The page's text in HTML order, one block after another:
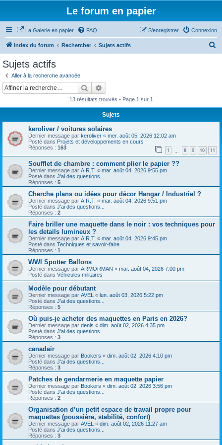
Le forum en papier
La Galerie en papier FAQ Connexion
S’enregistrer
Index du forum Rechercher Sujets actifs
Sujets actifs
Aller à la recherche avancée
Rechercher
13 résultats trouvés • Page 1 sur 1
Sujets
keroliver / voitures solaires
Dernier message par keroliver « mer. août 05, 2026 12:02 am
Posté dans Projets et développements en cours
Réponses : 163 1 8 9 10 11
Soufflet de chambre : comment plier le papier ??
Dernier message par A.R.T. « mar. août 04, 2026 9:55 pm
Posté dans J'ai des questions...
Réponses : 5
Cherche plans ou idées pour décor Hangar / Industriel ?
Dernier message par A.R.T. « mar. août 04, 2026 9:51 pm
Posté dans J'ai des questions...
Réponses : 2
Faire briller une maquette dans le noir : vos techniques pour
les details lumineux ?
Dernier message par A.R.T. « mar. août 04, 2026 9:45 pm
Posté dans Techniques et savoir-faire
Réponses : 1
WWI Spotter Ballons
Dernier message par ARMORMAN « mar. août 04, 2026 7:00 pm
Posté dans Véhicules militaires
Modèle pour débutant
Dernier message par AVEL « lun. août 03, 2026 5:22 pm
Posté dans J'ai des questions...
Réponses : 5
Où puis-je acheter des maquettes en Paris en 2026?
Dernier message par denis « dim. août 02, 2026 4:35 pm
Posté dans J'ai des questions...
Réponses : 3
canadair
Dernier message par Bookers « dim. août 02, 2026 4:10 pm
Posté dans J'ai des questions...
Réponses : 3
Patches de gendarmerie en maquette papier
Dernier message par Bookers « dim. août 02, 2026 3:56 pm
Posté dans J'ai des questions...
Réponses : 2
Organisation d’un petit espace de travail propre pour
maquettes (poussière, stabilité, confort)
Dernier message par AVEL « dim. août 02, 2026 11:27 am
Posté dans J'ai des questions...
Réponses : 3